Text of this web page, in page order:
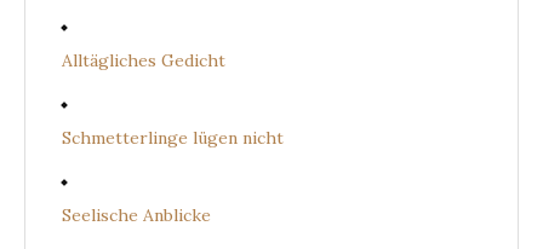
Alltägliches Gedicht
Schmetterlinge lügen nicht
Seelische Anblicke